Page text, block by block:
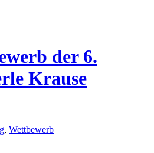
der 6.
Krause
, Wettbewerb